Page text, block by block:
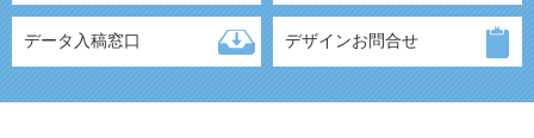
データ入稿窓口 デザインお問合せ